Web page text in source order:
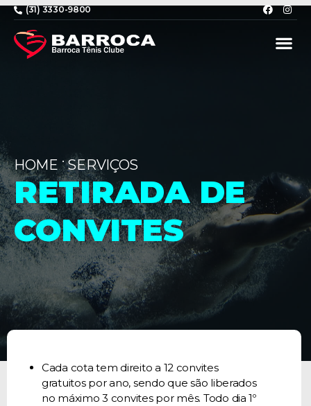
(31) 3330-9800
HOME • SERVIÇOS
RETIRADA DE
CONVITES
Cada cota tem direito a 12 convites
gratuitos por ano, sendo que são liberados
no máximo 3 convites por mês. Todo dia 1º